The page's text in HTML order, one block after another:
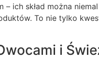
– ich skład można
To nie tylko
i